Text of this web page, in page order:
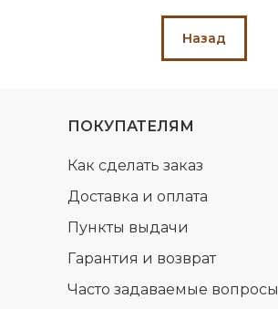
Назад
ПОКУПАТЕЛЯМ
Доставка и оплата
Часто задаваемые вопросы
Гарантия и возврат
Пункты выдачи
Как сделать заказ